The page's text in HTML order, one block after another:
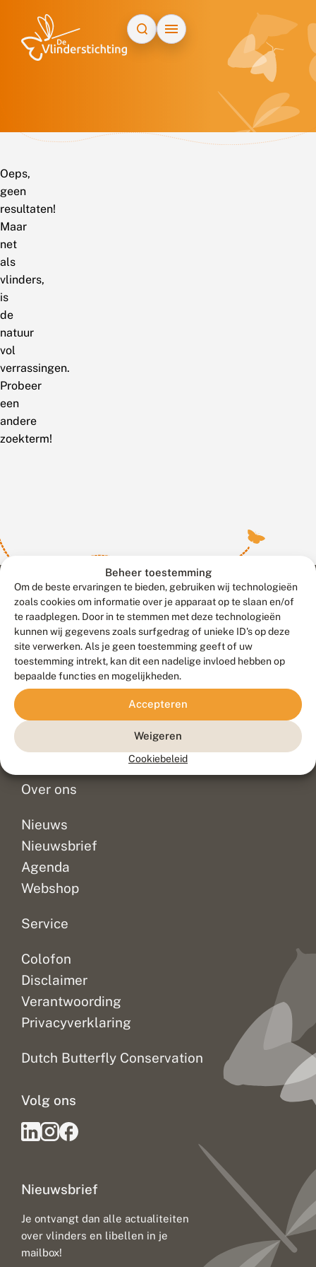
Beheer toestemming
Om de beste ervaringen te bieden, gebruiken wij technologieën
zoals cookies om informatie over je apparaat op te slaan en/of
te raadplegen. Door in te stemmen met deze technologieën
kunnen wij gegevens zoals surfgedrag of unieke ID's op deze
site verwerken. Als je geen toestemming geeft of uw
toestemming intrekt, kan dit een nadelige invloed hebben op
bepaalde functies en mogelijkheden.
Accepteren
Weigeren
Cookiebeleid
Oeps,
geen
resultaten!
Maar
net
als
vlinders,
is
de
natuur
vol
verrassingen.
Probeer
een
andere
zoekterm!
Contact
Veelgestelde vragen
Doneer
Over ons
Nieuws
Nieuwsbrief
Agenda
Webshop
Service
Colofon
Disclaimer
Verantwoording
Privacyverklaring
Dutch Butterfly Conservation
Nieuwsbrief
Je ontvangt dan alle actualiteiten
over vlinders en libellen in je
mailbox!
Volg ons
Meld waarnemingen© 2026 Vlinderstichting
Duurzaam ontwikkeld door
Go2People
, ontworpen door
Blue Field Agency
Privacy
Disclaimer
Sitemap